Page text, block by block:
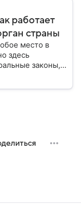
работает
страны
место в
здесь
законы,
экономики и
какие